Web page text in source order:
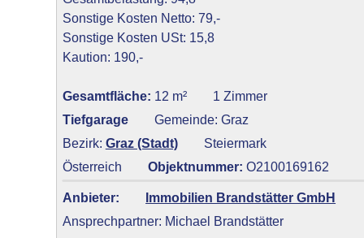
Sonstige Kosten Netto: 79,-
Sonstige Kosten USt: 15,8
Kaution: 190,-
Gesamtfläche: 12 m²
1 Zimmer
Tiefgarage
Gemeinde: Graz
Bezirk: Graz (Stadt)
Steiermark
Österreich
Objektnummer: O2100169162
Anbieter:
Immobilien Brandstätter GmbH
Ansprechpartner: Michael Brandstätter